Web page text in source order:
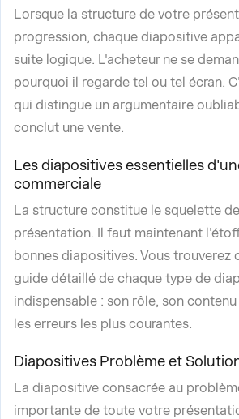
Lorsque la structure de votre
progression, chaque diapositive
suite logique. L'acheteur ne se
pourquoi il regarde tel ou tel écran.
qui distingue un argumentaire
conclut une vente.
Les diapositives essentielles
commerciale
La structure constitue le squelette
présentation. Il faut maintenant
bonnes diapositives. Vous trouverez
guide détaillé de chaque type de
indispensable : son rôle, son
les erreurs les plus courantes.
Diapositives Problème et
La diapositive consacrée au
importante de toute votre